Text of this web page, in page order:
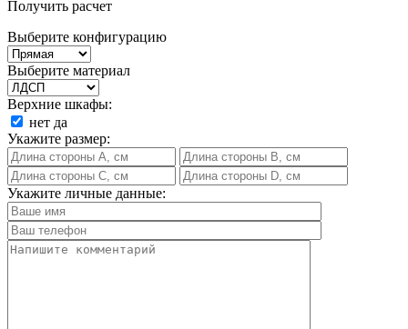
Получить расчет
Выберите конфигурацию
Выберите материал
Верхние шкафы:
нет да
Укажите размер:
Укажите личные данные: